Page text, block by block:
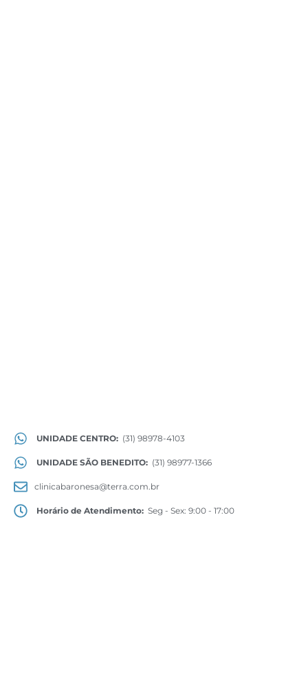
UNIDADE CENTRO: (31) 98978-4103
UNIDADE SÃO BENEDITO: (31) 98977-1366
clinicabaronesa@terra.com.br
Horário de Atendimento: Seg - Sex: 9:00 - 17:00